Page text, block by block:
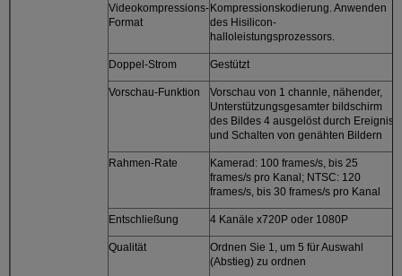
Videokompressions-
Format
Kompressionskodierung. Anwenden
des Hisilicon-
halloleistungsprozessors.
Doppel-Strom Gestützt
Vorschau-Funktion
Vorschau von 1 channle, nähender,
Unterstützungsgesamter bildschirm
des Bildes 4 ausgelöst durch Ereignis
und Schalten von genähten Bildern
Rahmen-Rate
Kamerad: 100 frames/s, bis 25
frames/s pro Kanal; NTSC: 120
frames/s, bis 30 frames/s pro Kanal
Entschließung 4 Kanäle x720P oder 1080P
Qualität
Ordnen Sie 1, um 5 für Auswahl
(Abstieg) zu ordnen